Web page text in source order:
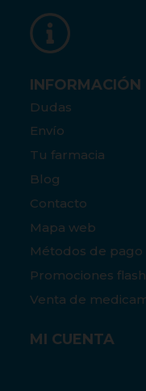
INFORMACIÓN
Dudas
Envío
Tu farmacia
Blog
Contacto
Mapa web
Métodos de pago
Promociones flash
Venta de
MI CUENTA